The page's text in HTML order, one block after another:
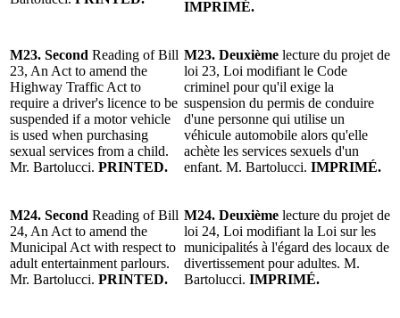
IMPRIMÉ.
M23. Second Reading of Bill
23, An Act to amend the
Highway Traffic Act to
require a driver's licence to be
suspended if a motor vehicle
is used when purchasing
sexual services from a child.
Mr. Bartolucci. PRINTED.
M23. Deuxième lecture du projet de
loi 23, Loi modifiant le Code
criminel pour qu'il exige la
suspension du permis de conduire
d'une personne qui utilise un
véhicule automobile alors qu'elle
achète les services sexuels d'un
enfant. M. Bartolucci. IMPRIMÉ.
M24. Second Reading of Bill
24, An Act to amend the
Municipal Act with respect to
adult entertainment parlours.
Mr. Bartolucci. PRINTED.
M24. Deuxième lecture du projet de
loi 24, Loi modifiant la Loi sur les
municipalités à l'égard des locaux de
divertissement pour adultes. M.
Bartolucci. IMPRIMÉ.